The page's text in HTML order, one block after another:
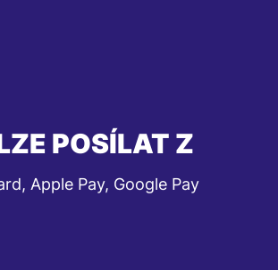
POSÍLAT Z
Apple Pay, Google Pay